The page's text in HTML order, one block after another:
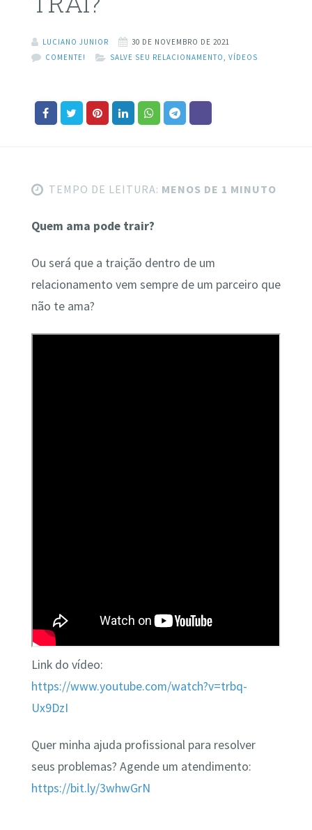
LUCIANO JUNIOR
30 DE NOVEMBRO DE 2021
COMENTE!
SALVE SEU RELACIONAMENTO VÍDEOS
TEMPO DE LEITURA: MENOS DE 1 MINUTO
Quem ama pode trair?
Ou será que a traição dentro de um
relacionamento vem sempre de um parceiro que
não te ama?
Link do vídeo:
https://www.youtube.com/watch?v=trbq-
Ux9DzI
Quer minha ajuda profissional para resolver
seus problemas? Agende um atendimento:
https://bit.ly/3whwGrN